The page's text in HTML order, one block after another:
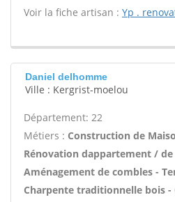
Voir la fiche artisan : Yp .
Daniel delhomme
Ville : Kergrist-moelou
Département: 22
Métiers : Construction de
Rénovation dappartement /
Aménagement de combles -
Charpente traditionnelle bois